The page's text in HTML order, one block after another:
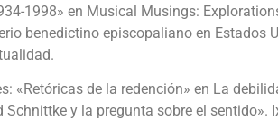
1998» en Musical Musings:
benedictino episcopaliano en Estados
«Retóricas de la redención» en La
y la pregunta sobre el sentido».